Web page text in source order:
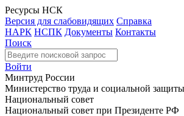
Ресурсы НСК
Версия для слабовидящих Справка
НАРК НСПК Документы Контакты
Поиск
Войти
Минтруд России
Министерство труда и социальной
Национальный совет
Национальный совет при Президенте РФ